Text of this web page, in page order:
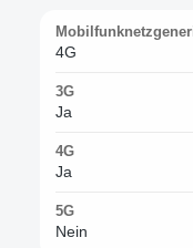
4G
3G
Ja
4G
Ja
5G
Nein